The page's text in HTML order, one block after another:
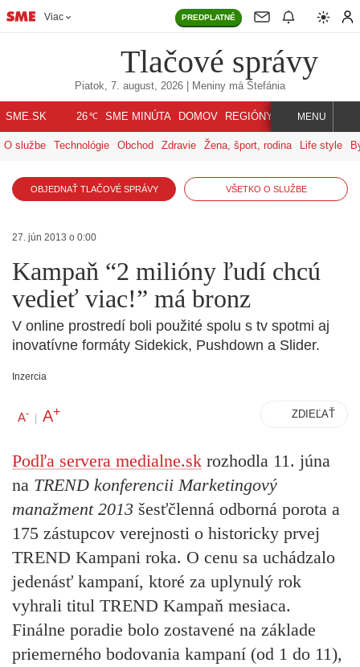
Viac PREDPLATNÉ
Tlačové správy
Piatok, 7. august, 2026 | Meniny má Štefánia
SME.SK 26℃ SME MINÚTA DOMOV REGIÓNY INDEX SVET
MENU
O službe Technológie Obchod Zdravie Žena, šport, rodina Life style
OBJEDNAŤ TLAČOVÉ SPRÁVY VŠETKO O SLUŽBE
27. jún 2013 o 0:00
Kampaň “2 milióny ľudí chcú
vedieť viac!” má bronz
V online prostredí boli použité spolu s tv spotmi aj
inovatívne formáty Sidekick, Pushdown a Slider.
Inzercia
A- | A+ ZDIEĽAŤ
Podľa servera medialne.sk rozhodla 11. júna
na TREND konferencii Marketingový
manažment 2013 šesťčlenná odborná porota a
175 zástupcov verejnosti o historicky prvej
TREND Kampani roka. O cenu sa uchádzalo
jedenásť kampaní, ktoré za uplynulý rok
vyhrali titul TREND Kampaň mesiaca.
Finálne poradie bolo zostavené na základe
priemerného bodovania kampaní (od 1 do 11),